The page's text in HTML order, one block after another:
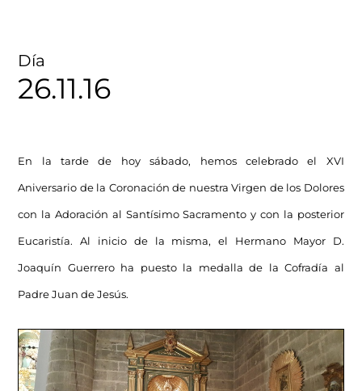
Día
26.11.16
En la tarde de hoy sábado, hemos celebrado el XVI
Aniversario de la Coronación de nuestra Virgen de los Dolores
con la Adoración al Santísimo Sacramento y con la posterior
Eucaristía. Al inicio de la misma, el Hermano Mayor D.
Joaquín Guerrero ha puesto la medalla de la Cofradía al
Padre Juan de Jesús.